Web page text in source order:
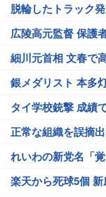
脱輪したトラック
広陵高元監督 保護
細川元首相 文春で
銀メダリスト 本多
タイ学校銃撃 成績
正常な組織を誤摘
れいわの新党名「覚
楽天から死球5個